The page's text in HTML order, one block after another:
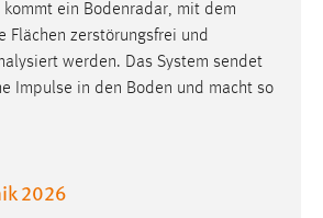
kommt ein Bodenradar, mit dem
Flächen zerstörungsfrei und
werden. Das System sendet
Impulse in den Boden und macht so
2026
_pk_id, _pk_ses